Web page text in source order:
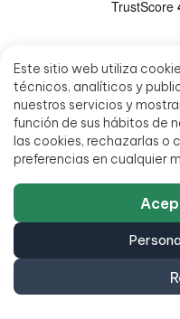
Este sitio web utiliza
técnicos, analíticos y
nuestros servicios y
función de sus hábitos de
las cookies, rechazarlas o
preferencias en cualquier
© 2026 -